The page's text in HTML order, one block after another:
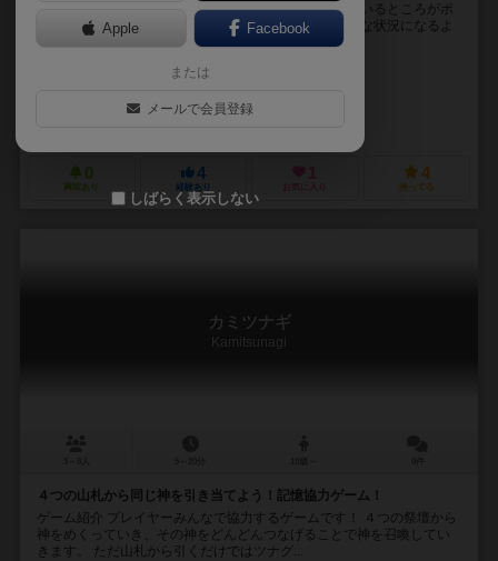
〇ゲーム紹介 このゲームは前半戦と後半戦に分かれているところがポ
イント！ 前半戦では配られたカードのから自分に有利な状況になるよ
うに魔法カードを使ったり、お宝...
0
興味あり
4
経験あり お気に入り
4
持ってる
カミツナギ
Kamitsunagi
４つの山札から同じ神を引き当てよう！記憶協力ゲーム！
ゲーム紹介 プレイヤーみんなで協力するゲームです！ ４つの祭壇から
神をめくっていき、その神をどんどんつなげることで神を召喚してい
きます。 ただ山札から引くだけではツナグ...
Apple Facebook
または
メールで会員登録
しばらく表示しない